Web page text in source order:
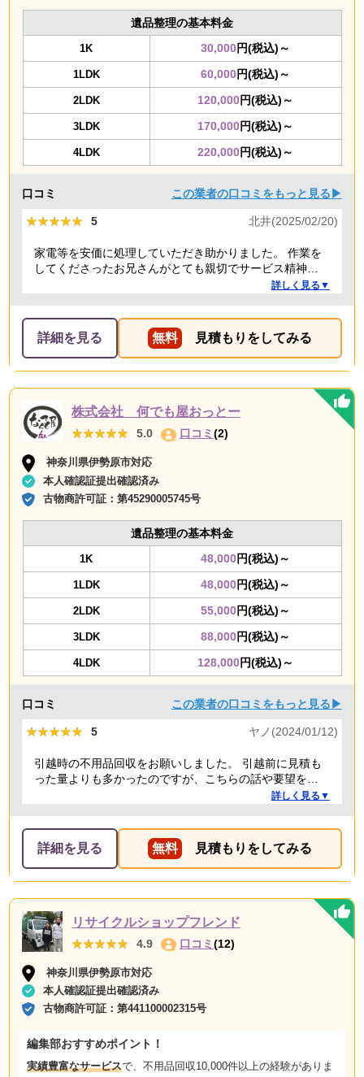
遺品整理の基本料金
1K 30,000円(税込)～
1LDK 60,000円(税込)～
2LDK 120,000円(税込)～
3LDK 170,000円(税込)～
4LDK 220,000円(税込)～
口コミ この業者の口コミをもっと見る▶
★★★★★
★★★★★ 5 北井(2025/02/20)
家電等を安価に処理していただき助かりました。 作業を
してくださったお兄さんがとても親切でサービス精神溢
詳しく見る▼
詳細を見る 無料 見積もりをしてみる
株式会社 何でも屋おっとー
★★★★★
★★★★★ 5.0 口コミ(2)
神奈川県伊勢原市対応
本人確認証提出確認済み
古物商許可証：第45290005745号
遺品整理の基本料金
1K 48,000円(税込)～
1LDK 48,000円(税込)～
2LDK 55,000円(税込)～
3LDK 88,000円(税込)～
4LDK 128,000円(税込)～
口コミ この業者の口コミをもっと見る▶
★★★★★
★★★★★ 5 ヤノ(2024/01/12)
引越時の不用品回収をお願いしました。 引越前に見積も
った量よりも多かったのですが、こちらの話や要望を聞
いていただき、感謝しています。 また担当者も明るく、
張ってください
詳しく見る▼
詳細を見る 無料 見積もりをしてみる
リサイクルショップフレンド
★★★★★
★★★★★ 4.9 口コミ (12)
神奈川県伊勢原市対応
本人確認証提出確認済み
古物商許可証：第441100002315号
編集部おすすめポイント！
実績豊富なサービスで、不用品回収10,000件以上の経験がありま